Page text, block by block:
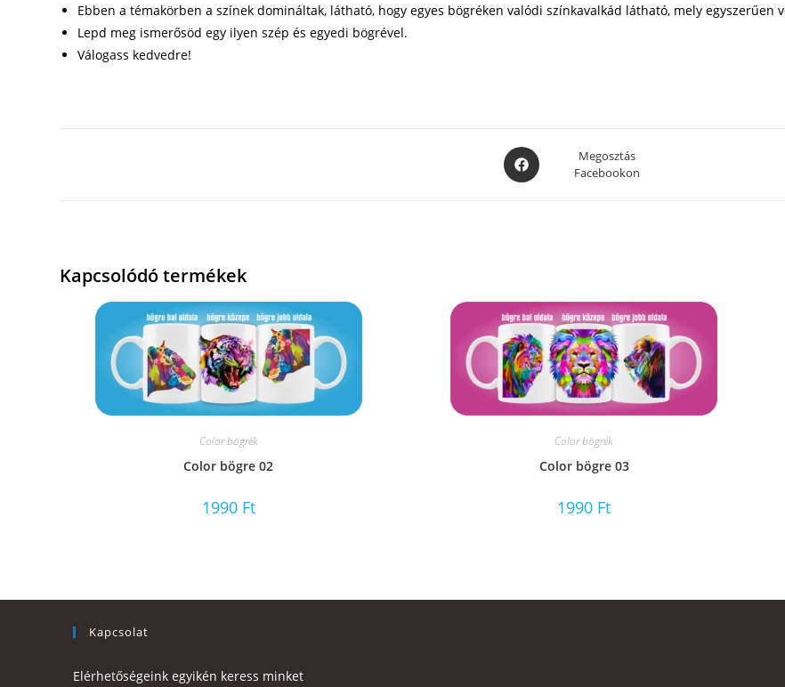
Ebben a témakörben a színek domináltak, látható, hogy egyes bögréken valódi színkavalkád látható, mely egyszerűen
Lepd meg ismerősöd egy ilyen szép és egyedi bögrével.
Válogass kedvedre!
Opens
in
Megosztás
Facebookon
Kapcsolódó termékek
Color bögrék
Color bögre 02
1990 Ft
Color bögrék
Color bögre 03
1990 Ft
Kapcsolat
Elérhetőségeink egyikén keress minket